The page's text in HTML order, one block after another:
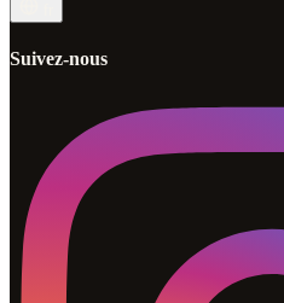
Suivez-nous